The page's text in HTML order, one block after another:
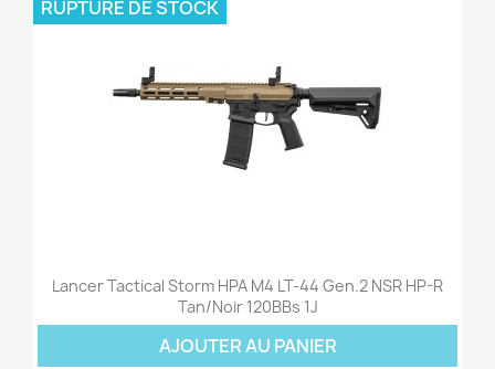
Lancer Tactical Storm HPA M4 LT-44 Gen.2 NSR HP-R
Tan/Noir 120BBs 1J
AJOUTER AU PANIER
RUPTURE DE STOCK